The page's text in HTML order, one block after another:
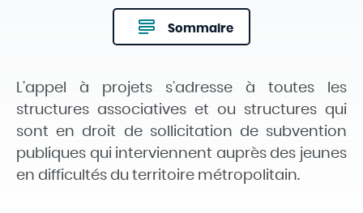
Sommaire
L’appel à projets s’adresse à toutes les
structures associatives et ou structures qui
sont en droit de sollicitation de subvention
publiques qui interviennent auprès des jeunes
en difficultés du territoire métropolitain.